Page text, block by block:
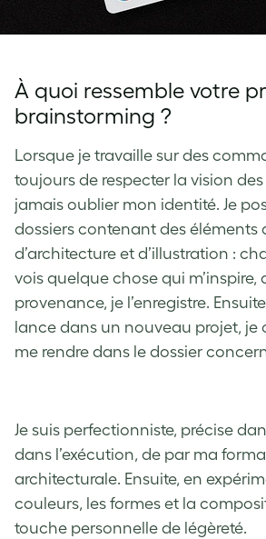
À quoi ressemble votre
brainstorming ?
Lorsque je travaille sur des
toujours de respecter la vision
jamais oublier mon identité. Je
dossiers contenant des éléments
d’architecture et d’illustration :
vois quelque chose qui m’inspire,
provenance, je l’enregistre.
lance dans un nouveau projet, je
me rendre dans le dossier
Je suis perfectionniste, précise
dans l’exécution, de par ma
architecturale. Ensuite, en
couleurs, les formes et la
touche personnelle de légèreté.